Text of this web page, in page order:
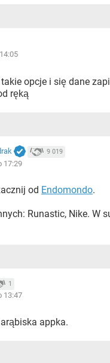
opcje i się dane
ręką
9 019
17:29
od Endomondo.
Runastic, Nike. W
1
13:47
appka.